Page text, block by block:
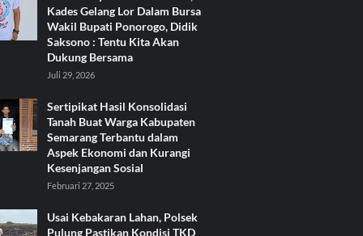
Kades Gelang Lor Dalam Bursa
Wakil Bupati Ponorogo, Didik
Saksono : Tentu Kita Akan
Dukung Bersama
Juli 29, 2026
Sertipikat Hasil Konsolidasi
Tanah Buat Warga Kabupaten
Semarang Terbantu dalam
Aspek Ekonomi dan Kurangi
Kesenjangan Sosial
Februari 27, 2025
Usai Kebakaran Lahan, Polsek
Pulung Pastikan Kondisi TKD